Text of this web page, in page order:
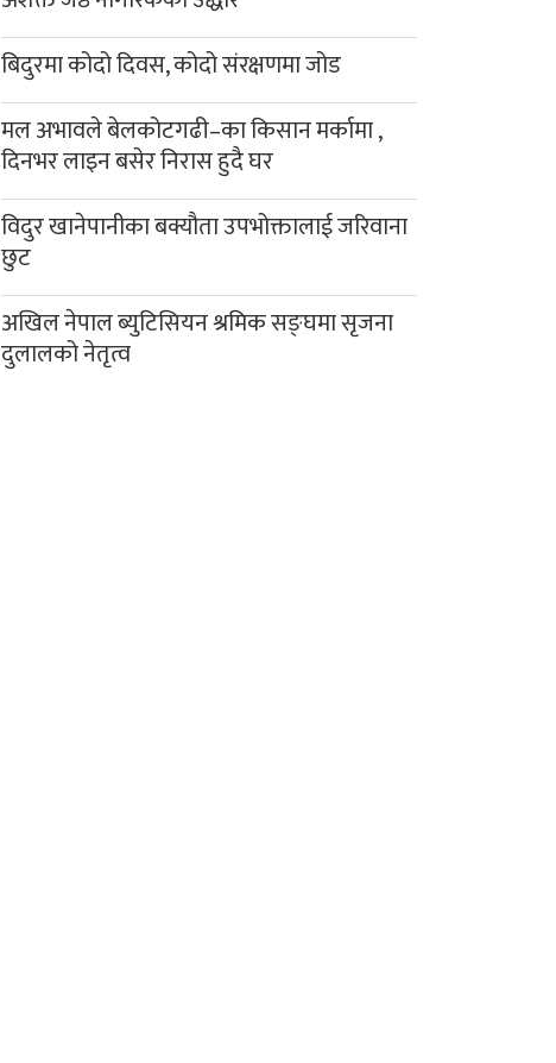
बिदुरमा कोदो दिवस, कोदो संरक्षणमा जोड
मल अभावले बेलकोटगढी–का किसान मर्कामा ,
दिनभर लाइन बसेर निरास हुदै घर
विदुर खानेपानीका बक्यौता उपभोक्तालाई जरिवाना
छुट
अखिल नेपाल ब्युटिसियन श्रमिक सङ्घमा सृजना
दुलालको नेतृत्व